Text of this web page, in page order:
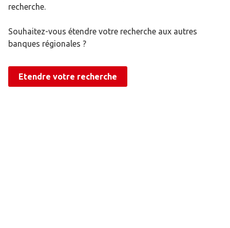
recherche.
Souhaitez-vous étendre votre recherche aux autres
banques régionales ?
Etendre votre recherche